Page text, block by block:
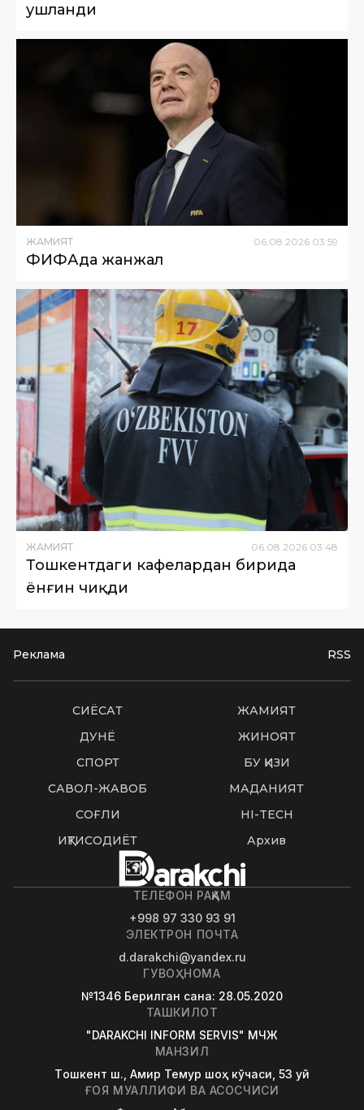
ушланди
ЖАМИЯТ 06 08 2026 03:59
ФИФАда жанжал
ЖАМИЯТ 06.08.2026 03:48
Тошкентдаги кафелардан бирида
ёнғин чиқди
Реклама RSS
СИËСАТ
ЖАМИЯТ
ДУНË
ЖИНОЯТ
СПОРТ
БУ ҚИЗИҚ
САВОЛ-ЖАВОБ
МАДАНИЯТ
СОҒЛИҚ
HI-TECH
ИҚТИСОДИЁТ
Архив
ТЕЛЕФОН РАҚАМ
+998 97 330 93 91
ЭЛЕКТРОН ПОЧТА
d.darakchi@yandex.ru
ГУВОҲНОМА
№1346 Берилган сана: 28.05.2020
ТАШКИЛОТ
"DARAKCHI INFORM SERVIS" МЧЖ
МАНЗИЛ
Tошкент ш., Амир Темур шоҳ кўчаси, 53 уй
ҒОЯ МУАЛЛИФИ ВА АСОСЧИСИ